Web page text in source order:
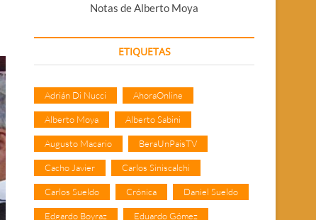
Notas de Alberto Moya
ETIQUETAS
Adrián Di Nucci AhoraOnline
Alberto Moya Alberto Sabini
Augusto Macario BeraUnPaisTV
Cacho Javier Carlos Siniscalchi
Carlos Sueldo Crónica Daniel Sueldo
Edgardo Boyraz Eduardo Gómez